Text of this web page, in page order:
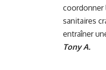
coordonner
sanitaires
entraîner
Tony A.